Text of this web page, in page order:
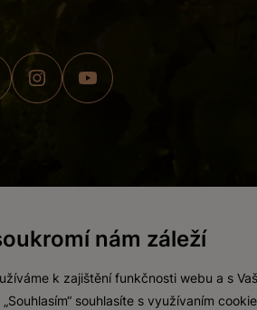
Zákaz
nám záleží
k zajištění funkčnosti webu a s
souhlasíte s využívaním